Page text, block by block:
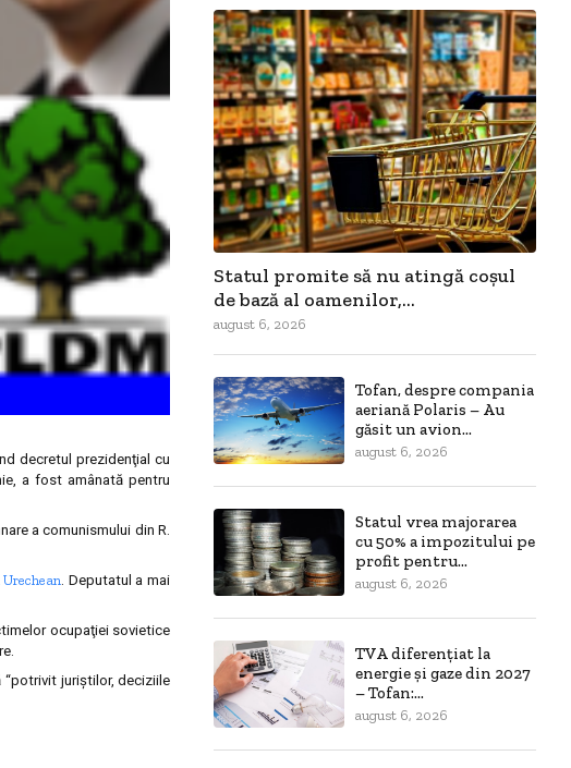
decretul prezidenţial cu
a fost amânată pentru
a comunismului din R.
. Deputatul a mai
ocupaţiei sovietice
“potrivit juriştilor, deciziile
Statul promite să nu atingă coșul
de bază al oamenilor,...
august 6, 2026
Tofan, despre compania
aeriană Polaris – Au
găsit un avion...
august 6, 2026
Statul vrea majorarea
cu 50% a impozitului pe
profit pentru...
august 6, 2026
TVA diferențiat la
energie și gaze din 2027
– Tofan:...
august 6, 2026